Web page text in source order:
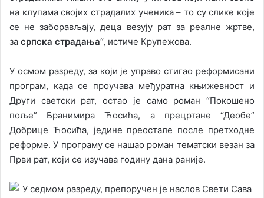
на клупама својих страдалих ученика – то су слике које
се не заборављају, деца везују рат за реалне жртве,
за српска страдања“, истиче Крупежова.
У осмом разреду, за који је управо стигао реформисани
програм, када се проучава међуратна књижевност и
Други светски рат, остао је само роман “Покошено
поље” Бранимира Ћосића, а прецртане “Деобе”
Добрице Ћосића, једине преостале после претходне
реформе. У програму се нашао роман тематски везан за
Први рат, који се изучава годину дана раније.